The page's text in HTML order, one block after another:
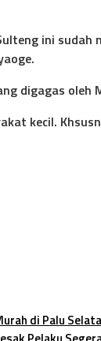
ini
digagas
kecil.
di Palu